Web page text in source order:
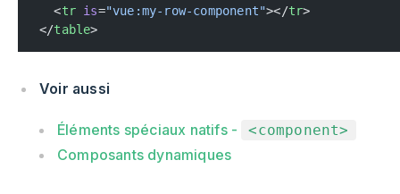
  <
tr is="vue:my-row-component"></tr>
</table>
Voir aussi
Éléments spéciaux natifs - <component>
Composants dynamiques